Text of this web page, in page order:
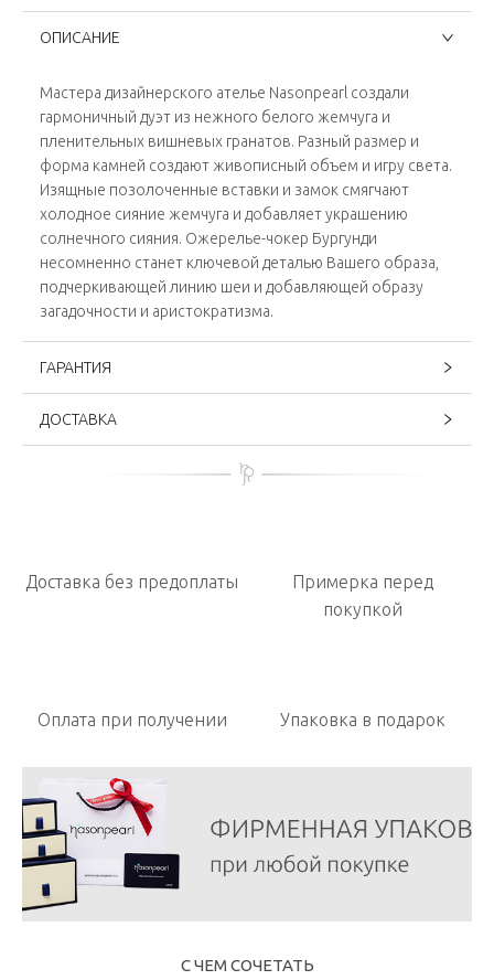
ОПИСАНИЕ
Мастера дизайнерского ателье Nasonpearl создали
гармоничный дуэт из нежного белого жемчуга и
пленительных вишневых гранатов. Разный размер и
форма камней создают живописный объем и игру света.
Изящные позолоченные вставки и замок смягчают
холодное сияние жемчуга и добавляет украшению
солнечного сияния. Ожерелье-чокер Бургунди
несомненно станет ключевой деталью Вашего образа,
подчеркивающей линию шеи и добавляющей образу
загадочности и аристократизма.
ГАРАНТИЯ
ДОСТАВКА
Доставка без предоплаты
Примерка перед
покупкой
Оплата при получении Упаковка в подарок
С ЧЕМ СОЧЕТАТЬ